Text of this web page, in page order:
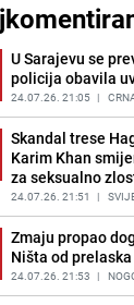
oduzeo zastavu s
sankcionisao
Novog
PRIJE 2 DANA | BOSNA
Kao iz
čokolade i
jednostavan
PRIJE 2 DANA |
Tajna savršenog
ajvara: Stari
bogat okus
PRIJE 2 DANA |
U Sarajevu se
policija obavila
24.07.26. 21:05 |
Skandal trese
Karim Khan
za seksualno
24.07.26. 21:51 |
Zmaju propao
Ništa od prelaska
24.07.26. 21:53 |